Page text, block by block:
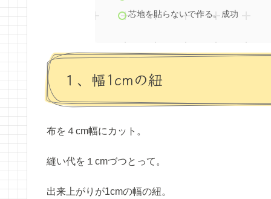
芯地を貼らないで作る。成功
１、幅1cmの紐
布を４cm幅にカット。
縫い代を１cmづつとって。
出来上がりが1cmの幅の紐。